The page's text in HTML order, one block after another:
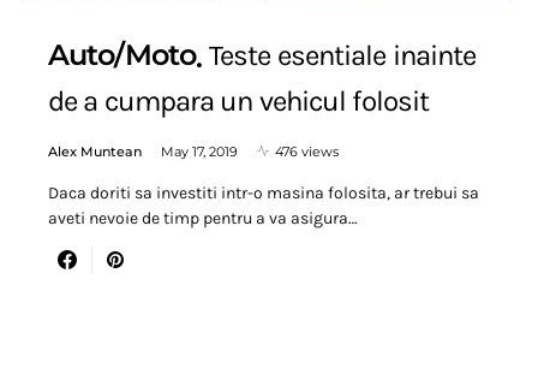
Auto/Moto Teste esentiale inainte
de a cumpara un vehicul folosit
Alex Muntean May 17, 2019 476 views
Daca doriti sa investiti intr-o masina folosita, ar trebui sa
aveti nevoie de timp pentru a va asigura…